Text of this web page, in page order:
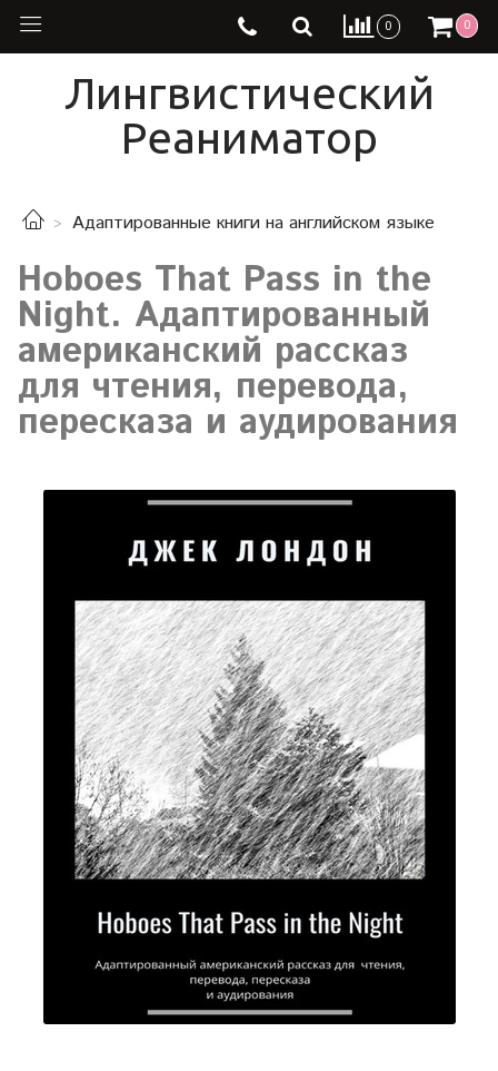
0 0
Лингвистический
Реаниматор
Адаптированные книги на английском языке
Hoboes That Pass in the
Night. Адаптированный
американский рассказ
для чтения, перевода,
пересказа и аудирования